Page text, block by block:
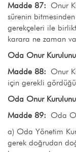
Madde 87: Onur
sürenin
gerekçeleri ile
karara ne zaman
Oda Onur
Madde 88: Onur
için gerekli
Oda Onur
Madde 89: Oda
a) Oda Yönetim
gerek doğrudan